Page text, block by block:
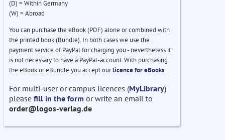
(D) = Within Germany
(W) = Abroad
You can purchase the eBook (PDF) alone or combined with
the printed book (Bundle). In both cases we use the
payment service of PayPal for charging you - nevertheless it
is not necessary to have a PayPal-account. With purchasing
the eBook or eBundle you accept ourlicence for eBooks.
For multi-user or campus licences (MyLibrary)
please fill in the form or write an email to
order@logos-verlag.de